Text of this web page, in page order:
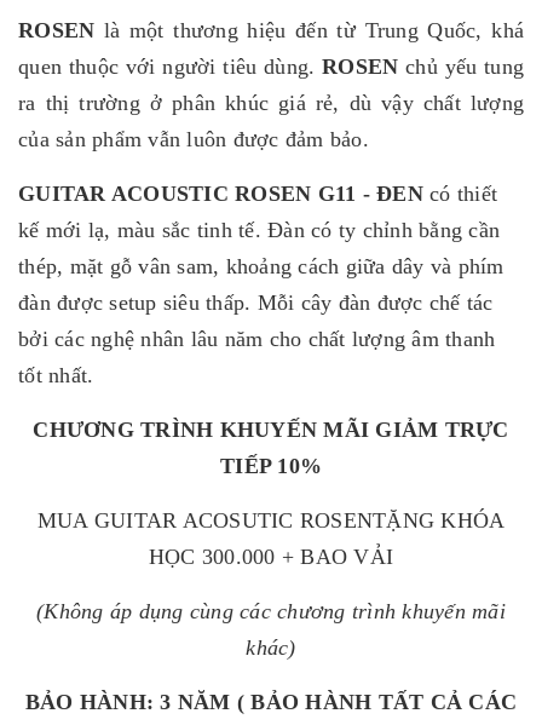
ROSEN là một thương hiệu đến từ Trung Quốc, khá
quen thuộc với người tiêu dùng. ROSEN chủ yếu tung
ra thị trường ở phân khúc giá rẻ, dù vậy chất lượng
của sản phẩm vẫn luôn được đảm bảo.
GUITAR ACOUSTIC ROSEN G11 - ĐEN có thiết
kế mới lạ, màu sắc tinh tế. Đàn có ty chỉnh bằng cần
thép, mặt gỗ vân sam, khoảng cách giữa dây và phím
đàn được setup siêu thấp. Mỗi cây đàn được chế tác
bởi các nghệ nhân lâu năm cho chất lượng âm thanh
tốt nhất.
CHƯƠNG TRÌNH KHUYẾN MÃI GIẢM TRỰC
TIẾP 10%
MUA GUITAR ACOSUTIC ROSENTẶNG KHÓA
HỌC 300.000 + BAO VẢI
(Không áp dụng cùng các chương trình khuyến mãi
khác)
BẢO HÀNH: 3 NĂM ( BẢO HÀNH TẤT CẢ CÁC